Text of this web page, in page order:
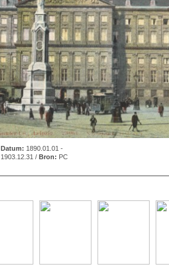
Datum: 1890.01.01 -
1903.12.31 / Bron: PC